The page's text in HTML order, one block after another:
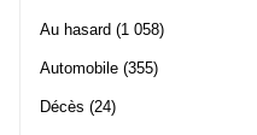
Au hasard (1 058)
Automobile (355)
Décès (24)